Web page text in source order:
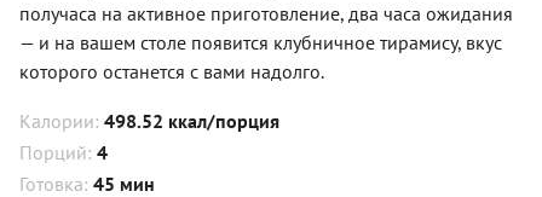
получаса на активное приготовление, два часа ожидания
— и на вашем столе появится клубничное тирамису, вкус
которого останется с вами надолго.
Калории: 498.52 ккал/порция
Порций: 4
Готовка: 45 мин